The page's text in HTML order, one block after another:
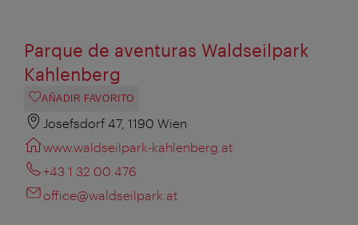
Parque de aventuras Waldseilpark
Kahlenberg
AÑADIR FAVORITO
Josefsdorf 47, 1190 Wien
www.waldseilpark-kahlenberg.at
+43 1 32 00 476
office@waldseilpark.at